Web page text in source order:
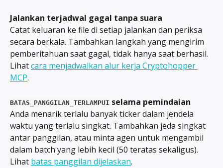
Jalankan terjadwal gagal tanpa suara
Catat keluaran ke file di setiap jalankan dan periksa
secara berkala. Tambahkan langkah yang mengirim
pemberitahuan saat gagal, tidak hanya saat berhasil.
Lihat cara menjadwalkan alur kerja Cryptohopper
MCP.
BATAS_PANGGILAN_TERLAMPUI selama pemindaian
Anda menarik terlalu banyak ticker dalam jendela
waktu yang terlalu singkat. Tambahkan jeda singkat
antar panggilan, atau minta agen untuk mengambil
dalam batch yang lebih kecil (50 teratas sekaligus).
Lihat batas panggilan dijelaskan.